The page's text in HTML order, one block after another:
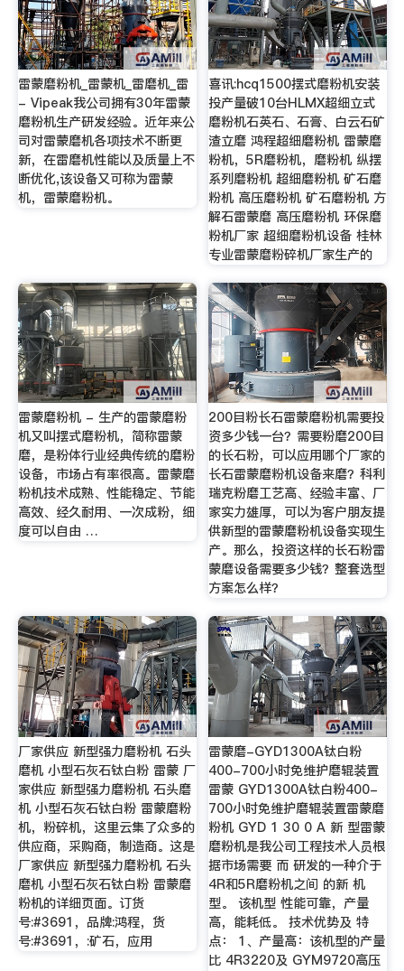
雷蒙磨粉机_雷蒙机_雷磨机_雷
- Vipeak我公司拥有30年雷蒙
磨粉机生产研发经验。近年来公
司对雷蒙磨机各项技术不断更
新，在雷磨机性能以及质量上不
断优化,该设备又可称为雷蒙
机，雷蒙磨粉机。
喜讯:hcq1500摆式磨粉机安装
投产量破10台HLMX超细立式
磨粉机石英石、石膏、白云石矿
渣立磨 鸿程超细磨粉机 雷蒙磨
粉机，5R磨粉机，磨粉机 纵摆
系列磨粉机 超细磨粉机 矿石磨
粉机 高压磨粉机 矿石磨粉机 方
解石雷蒙磨 高压磨粉机 环保磨
粉机厂家 超细磨粉机设备 桂林
专业雷蒙磨粉碎机厂家生产的
雷蒙磨粉机 - 生产的雷蒙磨粉
机又叫摆式磨粉机，简称雷蒙
磨，是粉体行业经典传统的磨粉
设备，市场占有率很高。雷蒙磨
粉机技术成熟、性能稳定、节能
高效、经久耐用、一次成粉，细
度可以自由 …
200目粉长石雷蒙磨粉机需要投
资多少钱一台？需要粉磨200目
的长石粉，可以应用哪个厂家的
长石雷蒙磨粉机设备来磨？科利
瑞克粉磨工艺高、经验丰富、厂
家实力雄厚，可以为客户朋友提
供新型的雷蒙磨粉机设备实现生
产。那么，投资这样的长石粉雷
蒙磨设备需要多少钱？整套选型
方案怎么样？
厂家供应 新型强力磨粉机 石头
磨机 小型石灰石钛白粉 雷蒙 厂
家供应 新型强力磨粉机 石头磨
机 小型石灰石钛白粉 雷蒙磨粉
机，粉碎机，这里云集了众多的
供应商，采购商，制造商。这是
厂家供应 新型强力磨粉机 石头
磨机 小型石灰石钛白粉 雷蒙磨
粉机的详细页面。订货
号:#3691，品牌:鸿程，货
号:#3691，:矿石，应用
雷蒙磨-GYD1300A钛白粉
400-700小时免维护磨辊装置
雷蒙 GYD1300A钛白粉400-
700小时免维护磨辊装置雷蒙磨
粉机 GYD 1 30 0 A 新 型雷蒙
磨粉机是我公司工程技术人员根
据市场需要 而 研发的一种介于
4R和5R磨粉机之间 的新 机
型。 该机型 性能可靠，产量
高，能耗低。 技术优势及 特
点： 1、产量高：该机型的产量
比 4R3220及 GYM9720高压